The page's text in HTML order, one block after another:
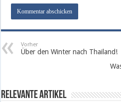
Vorher
Über den Winter nach Thailand!
Relevante Artikel